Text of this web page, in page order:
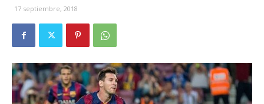
17 septiembre, 2018